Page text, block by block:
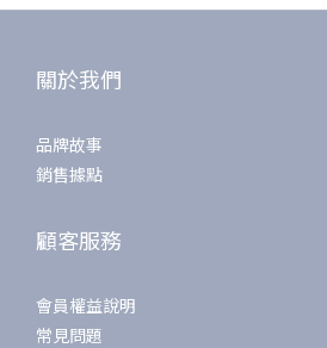
關於我們
品牌故事
銷售據點
顧客服務
會員權益說明
常見問題